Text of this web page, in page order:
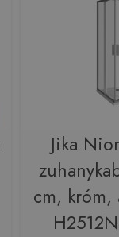
Jika
cm, króm,